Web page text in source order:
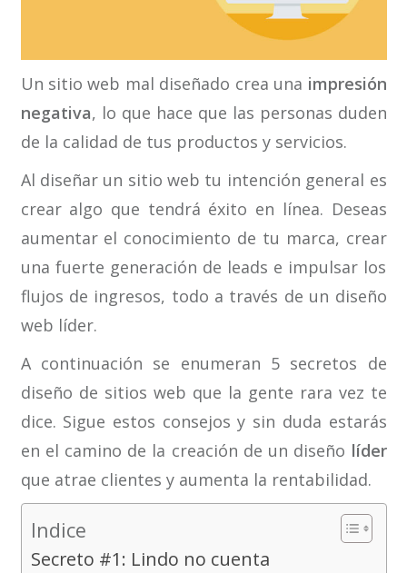
Un sitio web mal diseñado crea una impresión
negativa, lo que hace que las personas duden
de la calidad de tus productos y servicios.
Al diseñar un sitio web tu intención general es
crear algo que tendrá éxito en línea. Deseas
aumentar el conocimiento de tu marca, crear
una fuerte generación de leads e impulsar los
flujos de ingresos, todo a través de un diseño
web líder.
A continuación se enumeran 5 secretos de
diseño de sitios web que la gente rara vez te
dice. Sigue estos consejos y sin duda estarás
en el camino de la creación de un diseño líder
que atrae clientes y aumenta la rentabilidad.
Indice
Secreto #1: Lindo no cuenta